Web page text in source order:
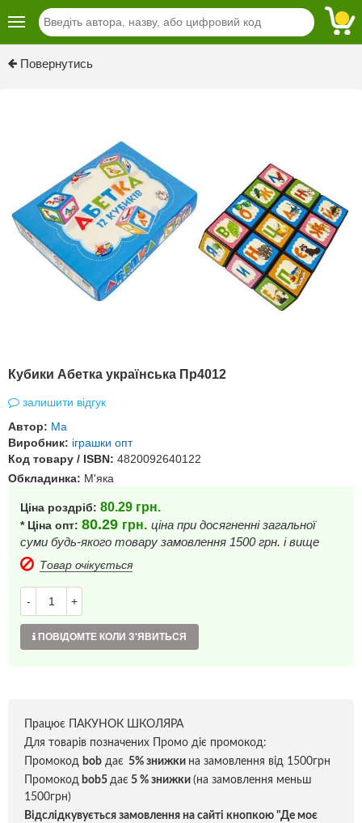
Повернутись
Кубики Абетка українська Пр4012
залишити відгук
Автор: Ма
Виробник: іграшки опт
Код товару / ISBN: 4820092640122
Обкладинка: М'яка
Ціна роздріб: 80.29 грн.
* Ціна опт: 80.29 грн. ціна при досягненні загальної
суми будь-якого товару замовлення 1500 грн. і вище
Товар очікується
- +
ПОВІДОМТЕ КОЛИ З'ЯВИТЬСЯ
Працює ПАКУНОК ШКОЛЯРА
Для товарів позначених Промо діє промокод:
Промокод bob дає 5% знижки на замовлення від 1500грн
Промокод bob5 дає 5 % знижки (на замовлення меньш
1500грн)
Відслідкувується замовлення на сайті кнопкою "Де моє